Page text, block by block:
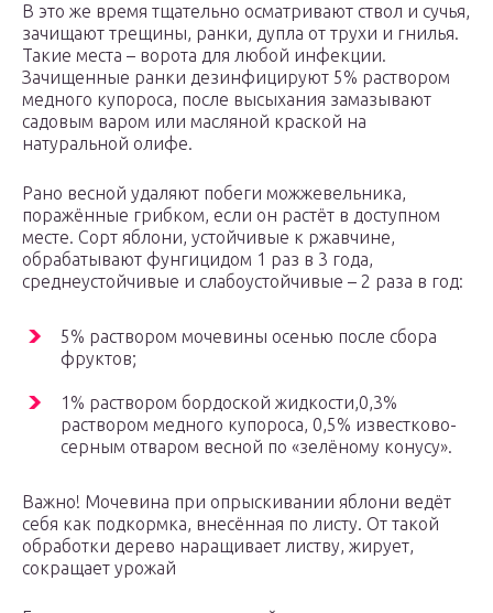
В это же время тщательно осматривают ствол и сучья,
зачищают трещины, ранки, дупла от трухи и гнилья.
Такие места – ворота для любой инфекции.
Зачищенные ранки дезинфицируют 5% раствором
медного купороса, после высыхания замазывают
садовым варом или масляной краской на
натуральной олифе.
Рано весной удаляют побеги можжевельника,
поражённые грибком, если он растёт в доступном
месте. Сорт яблони, устойчивые к ржавчине,
обрабатывают фунгицидом 1 раз в 3 года,
среднеустойчивые и слабоустойчивые – 2 раза в год:
5% раствором мочевины осенью после сбора
фруктов;
1% раствором бордоской жидкости,0,3%
раствором медного купороса, 0,5% известково-
серным отваром весной по «зелёному конусу».
Важно! Мочевина при опрыскивании яблони ведёт
себя как подкормка, внесённая по листу. От такой
обработки дерево наращивает листву, жирует,
сокращает урожай